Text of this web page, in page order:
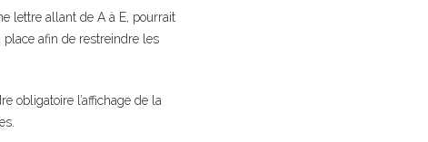
lettre allant de A à E, pourrait
afin de restreindre les
obligatoire l’affichage de la